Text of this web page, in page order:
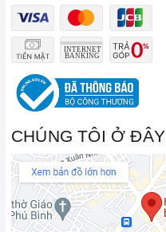
CHÚNG TÔI Ở ĐÂY